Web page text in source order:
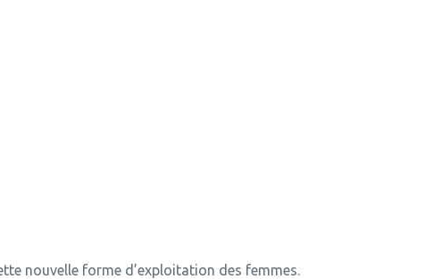
nouvelle forme d’exploitation des femmes.